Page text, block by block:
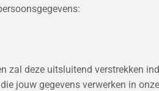
zal deze uitsluitend verstrekken
jouw gegevens verwerken in